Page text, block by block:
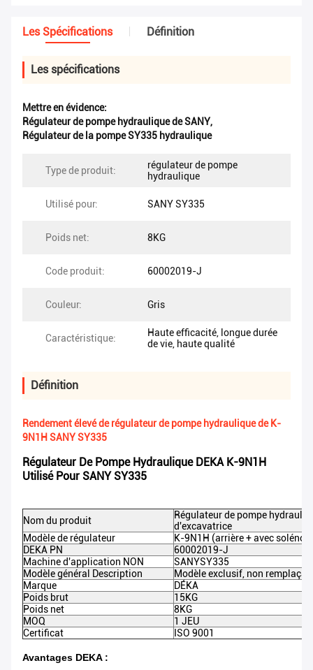
Les Spécifications Définition
Les spécifications
Mettre en évidence:
Régulateur de pompe hydraulique de SANY,
Régulateur de la pompe SY335 hydraulique
Type de produit:
régulateur de pompe
hydraulique
Utilisé pour: SANY SY335
Poids net: 8KG
Code produit: 60002019-J
Couleur: Gris
Caractéristique:
Haute efficacité, longue durée
de vie, haute qualité
Définition
Rendement élevé de régulateur de pompe hydraulique de K-
9N1H SANY SY335
Régulateur De Pompe Hydraulique DEKA K-9N1H
Utilisé Pour SANY SY335
Nom du produit
Régulateur de pompe
d'excavatrice
Modèle de régulateur
K-9N1H (arrière + avec
DEKA PN
60002019-J
Machine d'application NON
SANYSY335
Modèle général Description
Modèle exclusif, non
Marque
DÉKA
Poids brut
15KG
Poids net
8KG
MOQ
1 JEU
Certificat
ISO 9001
Avantages DEKA :